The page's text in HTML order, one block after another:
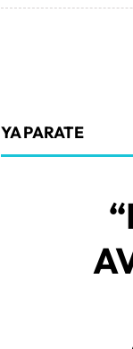
YA PARATE